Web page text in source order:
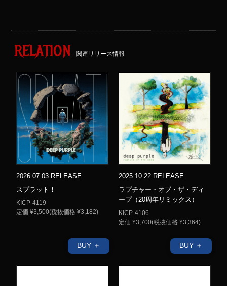
RELATION 関連リリース情報
2026.07.03 RELEASE
スプラット！
KICP-4119
定価 ¥3,500(税抜価格 ¥3,182)
BUY ＋
2025.10.22 RELEASE
ラプチャー・オブ・ザ・ディ
ープ（20周年リミックス）
KICP-4106
定価 ¥3,700(税抜価格 ¥3,364)
BUY ＋